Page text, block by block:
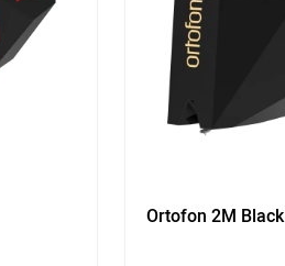
Ortofon 2M Black